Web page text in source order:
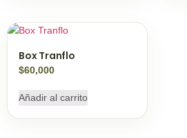
Box Tranflo
$60,000
Añadir al carrito